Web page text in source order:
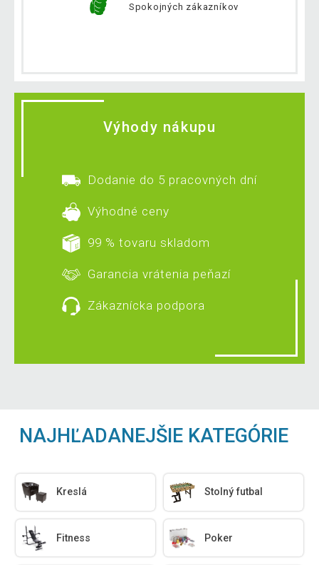
Spokojných zákazníkov
Výhody nákupu
Dodanie do 5 pracovných dní
Výhodné ceny
99 % tovaru skladom
Garancia vrátenia peňazí
Zákaznícka podpora
NAJHĽADANEJŠIE KATEGÓRIE
Kreslá Stolný futbal
Fitness Poker